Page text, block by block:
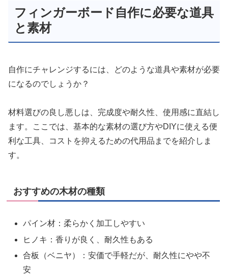
フィンガーボード自作に必要な道具
と素材
自作にチャレンジするには、どのような道具や素材が必要
になるのでしょうか？
材料選びの良し悪しは、完成度や耐久性、使用感に直結し
ます。ここでは、基本的な素材の選び方やDIYに使える便
利な工具、コストを抑えるための代用品までを紹介しま
す。
おすすめの木材の種類
パイン材：柔らかく加工しやすい
ヒノキ：香りが良く、耐久性もある
合板（ベニヤ）：安価で手軽だが、耐久性にやや不
安